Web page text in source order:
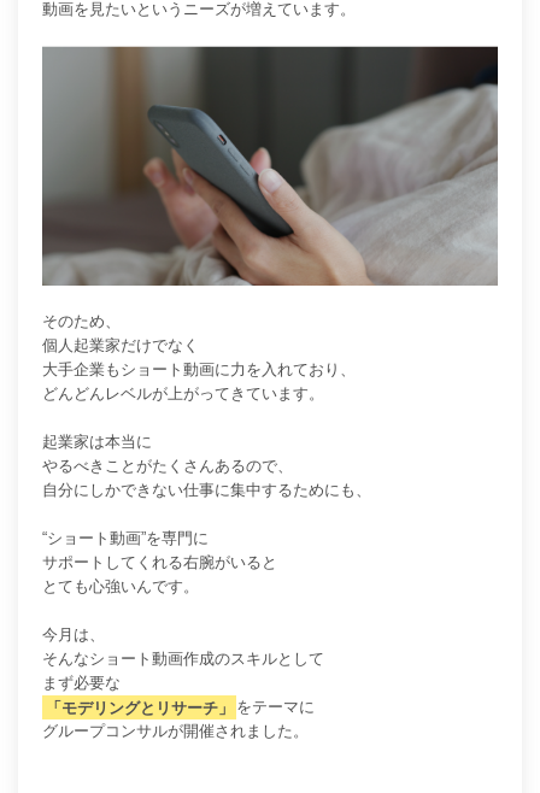
動画を見たいというニーズが増えています。
そのため、
個人起業家だけでなく
大手企業もショート動画に力を入れており、
どんどんレベルが上がってきています。
起業家は本当に
やるべきことがたくさんあるので、
自分にしかできない仕事に集中するためにも、
“ショート動画”を専門に
サポートしてくれる右腕がいると
とても心強いんです。
今月は、
そんなショート動画作成のスキルとして
まず必要な
「モデリングとリサーチ」
をテーマに
グループコンサルが開催されました。